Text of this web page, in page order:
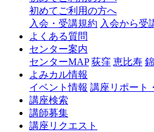
初めてご利用の方へ
入会・受講規約 入会から受
よくある質問
センター案内
センターMAP 荻窪 恵比寿
よみカル情報
イベント情報 講座リポート
講座検索
講師募集
講座リクエスト